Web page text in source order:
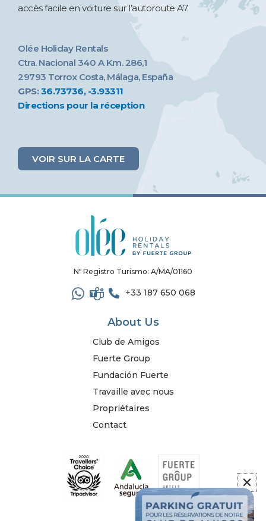
accès facile en voiture sur l’autoroute A7.
Olée Holiday Rentals
Ctra. Nacional 340 A Km. 286,1
29793 Torrox Costa, Málaga, España
GPS:36.73736, -3.93311
Directions pour la réception
VOIR SUR LA CARTE
Nº Registro Turismo: A/MA/01160
+33 187 650 068
About Us
Club de Amigos
Fuerte Group
Fundación Fuerte
Travaille avec nous
Propriétaires
Contact